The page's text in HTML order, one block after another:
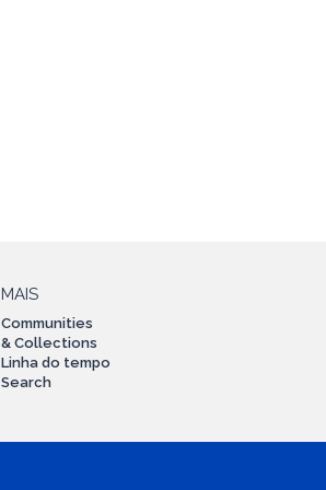
MAIS
Communities
& Collections
Linha do tempo
Search